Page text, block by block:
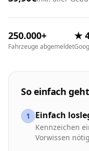
250.000+
Fahrzeuge abgemeldet
★
So einfach
1 Einfach
Kennzeichen
Vorwissen